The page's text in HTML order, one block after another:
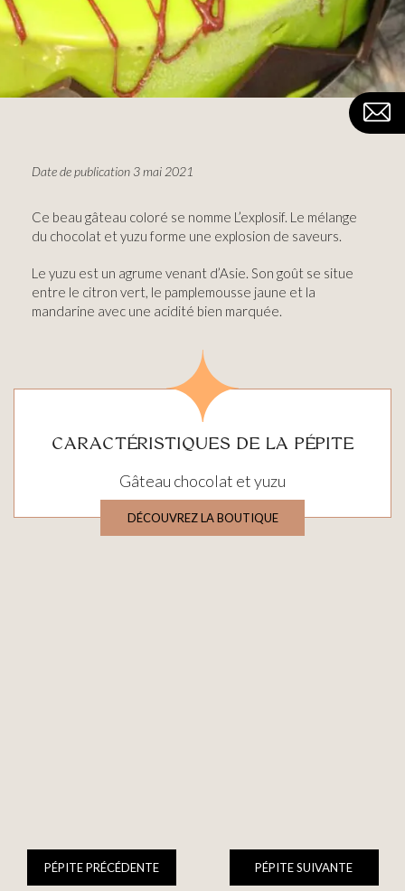
Date de publication 3 mai 2021
Ce beau gâteau coloré se nomme L’explosif. Le mélange
du chocolat et yuzu forme une explosion de saveurs.
Le yuzu est un agrume venant d’Asie. Son goût se situe
entre le citron vert, le pamplemousse jaune et la
mandarine avec une acidité bien marquée.
CARACTÉRISTIQUES DE LA PÉPITE
Gâteau chocolat et yuzu
DÉCOUVREZ LA BOUTIQUE
PÉPITE PRÉCÉDENTE PÉPITE SUIVANTE